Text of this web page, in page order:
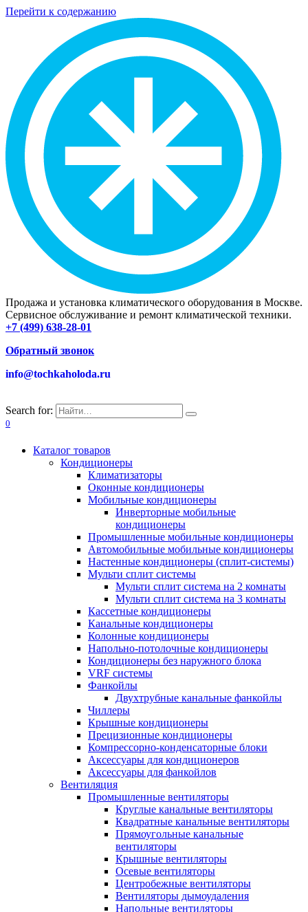
Перейти к содержанию
Продажа и установка климатического оборудования в Москве.
Сервисное обслуживание и ремонт климатической техники.
+7 (499) 638-28-01
Обратный звонок
info@tochkaholoda.ru
Search for:
0
Каталог товаров
Кондиционеры
Климатизаторы
Оконные кондиционеры
Мобильные кондиционеры
Инверторные мобильные
кондиционеры
Промышленные мобильные кондиционеры
Автомобильные мобильные кондиционеры
Настенные кондиционеры (сплит-системы)
Мульти сплит системы
Мульти сплит система на 2 комнаты
Мульти сплит система на 3 комнаты
Кассетные кондиционеры
Канальные кондиционеры
Колонные кондиционеры
Напольно-потолочные кондиционеры
Кондиционеры без наружного блока
VRF системы
Фанкойлы
Двухтрубные канальные фанкойлы
Чиллеры
Крышные кондиционеры
Прецизионные кондиционеры
Компрессорно-конденсаторные блоки
Аксессуары для кондиционеров
Аксессуары для фанкойлов
Вентиляция
Промышленные вентиляторы
Круглые канальные вентиляторы
Квадратные канальные вентиляторы
Прямоугольные канальные
вентиляторы
Крышные вентиляторы
Осевые вентиляторы
Центробежные вентиляторы
Вентиляторы дымоудаления
Напольные вентиляторы